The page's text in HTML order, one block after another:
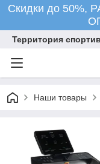
Скидки до 50%,
Территория
Наши товары